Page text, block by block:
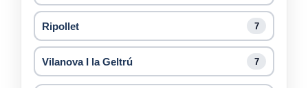
Ripollet 7
Vilanova I la Geltrú 7